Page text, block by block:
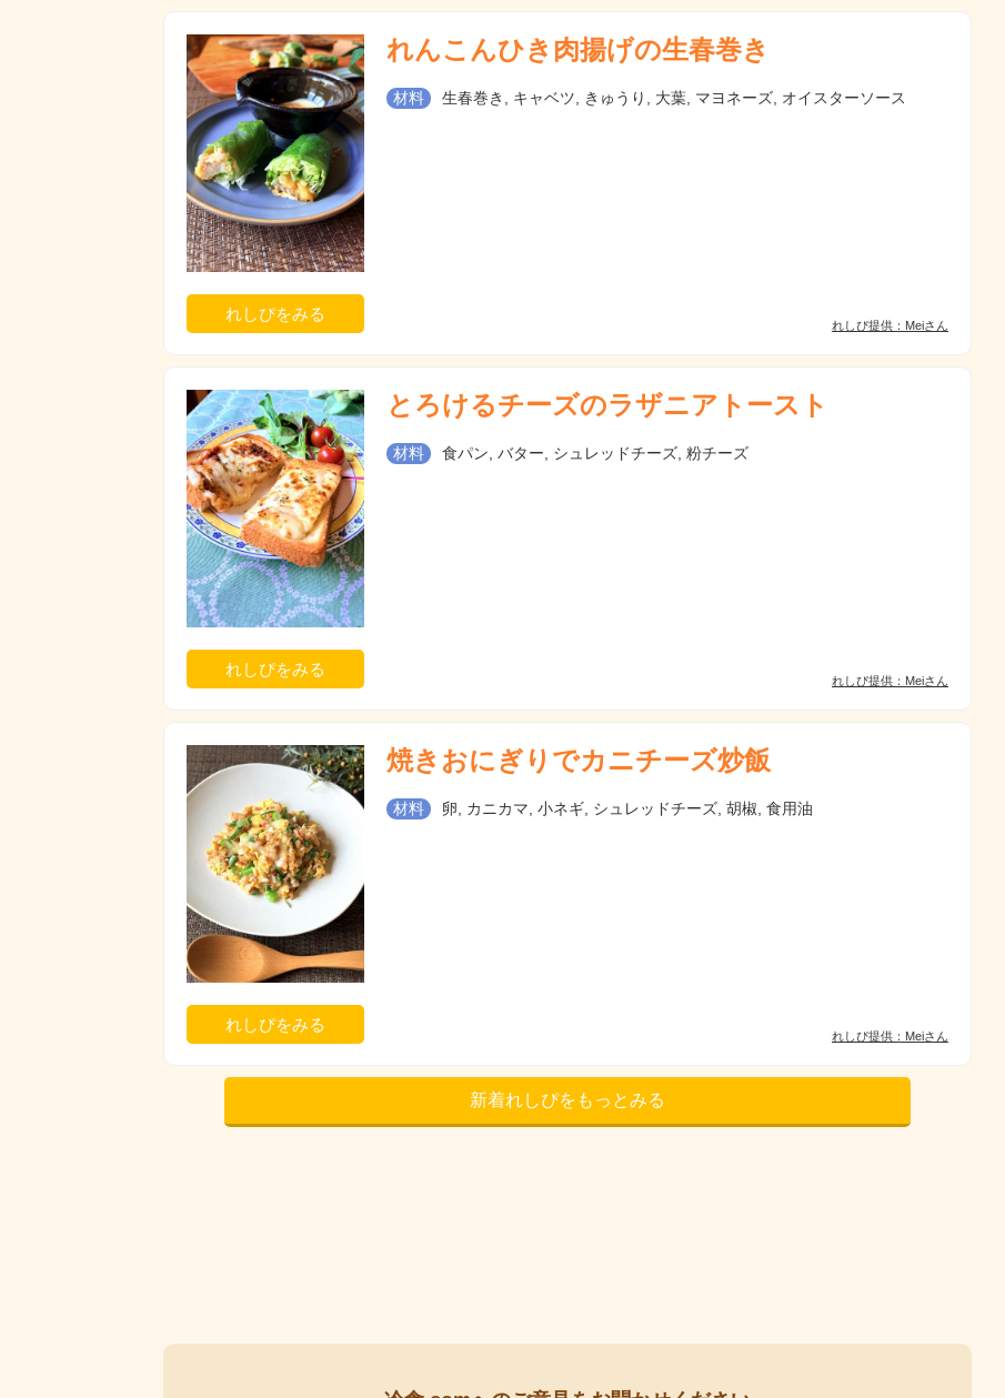
れしぴをみる
れんこんひき肉揚げの生春巻き
材料 生春巻き, キャベツ, きゅうり, 大葉, マヨネーズ, オイスターソース
れしぴ提供：Meiさん
れしぴをみる
とろけるチーズのラザニアトースト
材料 食パン, バター, シュレッドチーズ, 粉チーズ
れしぴ提供：Meiさん
れしぴをみる
焼きおにぎりでカニチーズ炒飯
材料 卵, カニカマ, 小ネギ, シュレッドチーズ, 胡椒, 食用油
れしぴ提供：Meiさん
新着れしぴをもっとみる